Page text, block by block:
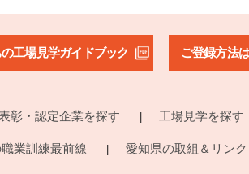
工場見学ガイドブック ご登録方法
彰・認定企業を探す 工場見学を探す
業訓練最前線 愛知県の取組＆リンク